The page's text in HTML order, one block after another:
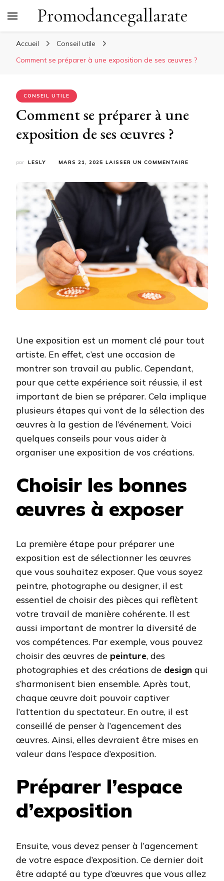
Promodancegallarate
Accueil
Conseil utile
Comment se préparer à une exposition de ses œuvres ?
CONSEIL UTILE
Comment se préparer à une
exposition de ses œuvres ?
par LESLY MARS 21, 2025 LAISSER UN COMMENTAIRE
PRÉPARER
DE
Une exposition est un moment clé pour tout
artiste. En effet, c’est une occasion de
montrer son travail au public. Cependant,
pour que cette expérience soit réussie, il est
important de bien se préparer. Cela implique
plusieurs étapes qui vont de la sélection des
œuvres à la gestion de l’événement. Voici
quelques conseils pour vous aider à
organiser une exposition de vos créations.
Choisir les bonnes
œuvres à exposer
La première étape pour préparer une
exposition est de sélectionner les œuvres
que vous souhaitez exposer. Que vous soyez
peintre, photographe ou designer, il est
essentiel de choisir des pièces qui reflètent
votre travail de manière cohérente. Il est
aussi important de montrer la diversité de
vos compétences. Par exemple, vous pouvez
choisir des œuvres de peinture, des
photographies et des créations de design qui
s’harmonisent bien ensemble. Après tout,
chaque œuvre doit pouvoir captiver
l’attention du spectateur. En outre, il est
conseillé de penser à l’agencement des
œuvres. Ainsi, elles devraient être mises en
valeur dans l’espace d’exposition.
Préparer l’espace
d’exposition
Ensuite, vous devez penser à l’agencement
de votre espace d’exposition. Ce dernier doit
être adapté au type d’œuvres que vous allez